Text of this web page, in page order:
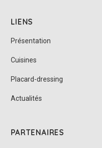
LIENS
Présentation
Cuisines
Placard-dressing
Actualités
PARTENAIRES